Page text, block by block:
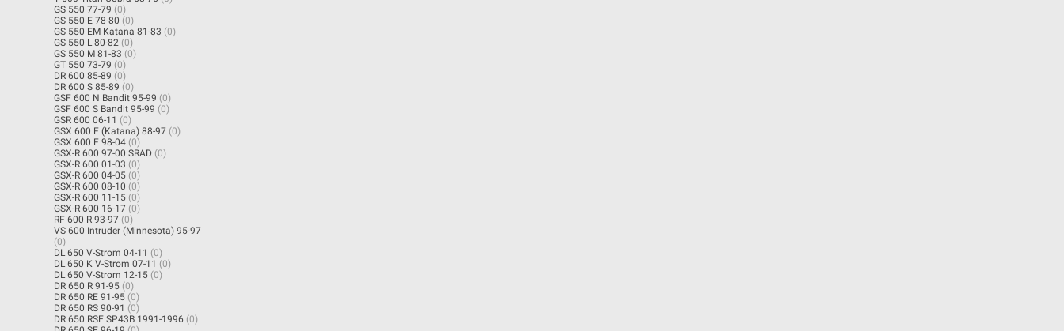
GS 550 77-79 (0)
GS 550 E 78-80 (0)
GS 550 EM Katana 81-83 (0)
GS 550 L 80-82 (0)
GS 550 M 81-83 (0)
GT 550 73-79 (0)
DR 600 85-89 (0)
DR 600 S 85-89 (0)
GSF 600 N Bandit 95-99 (0)
GSF 600 S Bandit 95-99 (0)
GSR 600 06-11 (0)
GSX 600 F (Katana) 88-97 (0)
GSX 600 F 98-04 (0)
GSX-R 600 97-00 SRAD (0)
GSX-R 600 01-03 (0)
GSX-R 600 04-05 (0)
GSX-R 600 08-10 (0)
GSX-R 600 11-15 (0)
GSX-R 600 16-17 (0)
RF 600 R 93-97 (0)
VS 600 Intruder (Minnesota) 95-97
(0)
DL 650 V-Strom 04-11 (0)
DL 650 K V-Strom 07-11 (0)
DL 650 V-Strom 12-15 (0)
DR 650 R 91-95 (0)
DR 650 RE 91-95 (0)
DR 650 RS 90-91 (0)
DR 650 RSE SP43B 1991-1996 (0)